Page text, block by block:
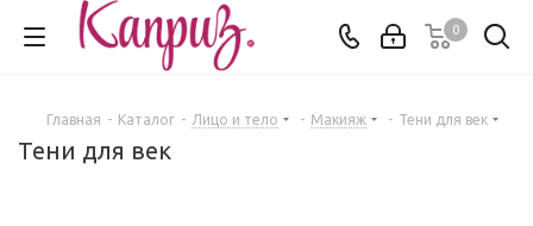
0
Главная - Каталог - Лицо и тело - Макияж - Тени для век
Тени для век